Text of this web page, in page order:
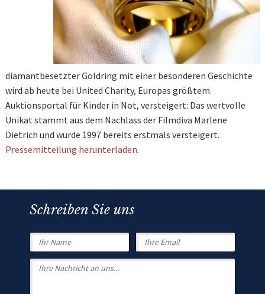
diamantbesetzter Goldring mit einer besonderen Geschichte
wird ab heute bei United Charity, Europas größtem
Auktionsportal für Kinder in Not, versteigert: Das wertvolle
Unikat stammt aus dem Nachlass der Filmdiva Marlene
Dietrich und wurde 1997 bereits erstmals versteigert.
Pressemitteilung herunterladen.
Schreiben Sie uns